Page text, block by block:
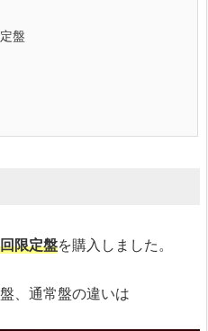
盤
限定盤を購入しました。
、通常盤の違いは